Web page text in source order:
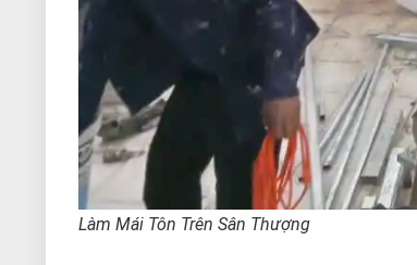
Làm Mái Tôn Trên Sân Thượng